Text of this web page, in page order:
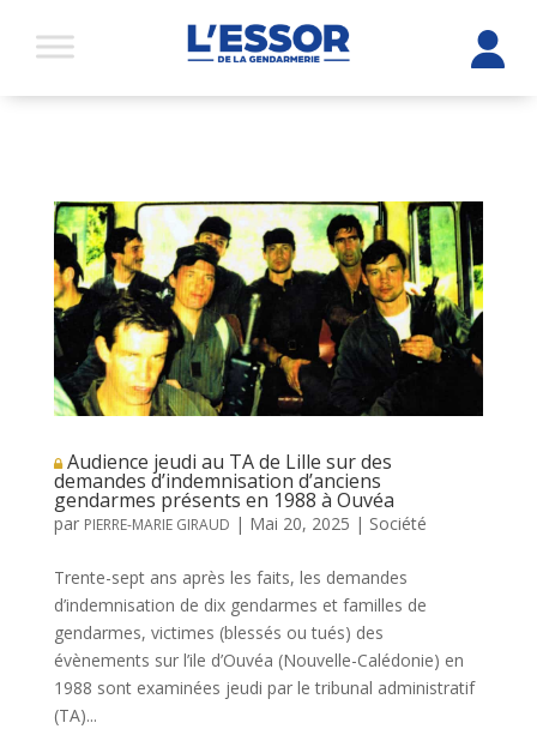
Audience jeudi au TA de Lille sur des
demandes d’indemnisation d’anciens
gendarmes présents en 1988 à Ouvéa
par PIERRE-MARIE GIRAUD | Mai 20, 2025 | Société
Trente-sept ans après les faits, les demandes
d’indemnisation de dix gendarmes et familles de
gendarmes, victimes (blessés ou tués) des
évènements sur l’ile d’Ouvéa (Nouvelle-Calédonie) en
1988 sont examinées jeudi par le tribunal administratif
(TA)...